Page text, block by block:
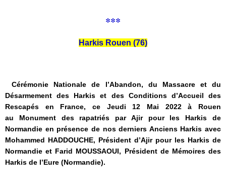
***
Harkis Rouen (76)
Cérémonie Nationale de l’Abandon, du Massacre et du
Désarmement des Harkis et des Conditions d’Accueil des
Rescapés en France, ce Jeudi 12 Mai 2022 à Rouen
au Monument des rapatriés par Ajir pour les Harkis de
Normandie en présence de nos derniers Anciens Harkis avec
Mohammed HADDOUCHE, Président d’Ajir pour les Harkis de
Normandie et Farid MOUSSAOUI, Président de Mémoires des
Harkis de l’Eure (Normandie).